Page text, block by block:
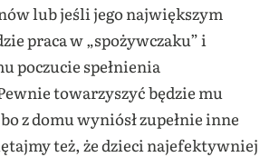
lub jeśli jego największym
praca w „spożywczaku” i
poczucie spełnienia
towarzyszyć będzie mu
z domu wyniósł zupełnie inne
też, że dzieci najefektywniej